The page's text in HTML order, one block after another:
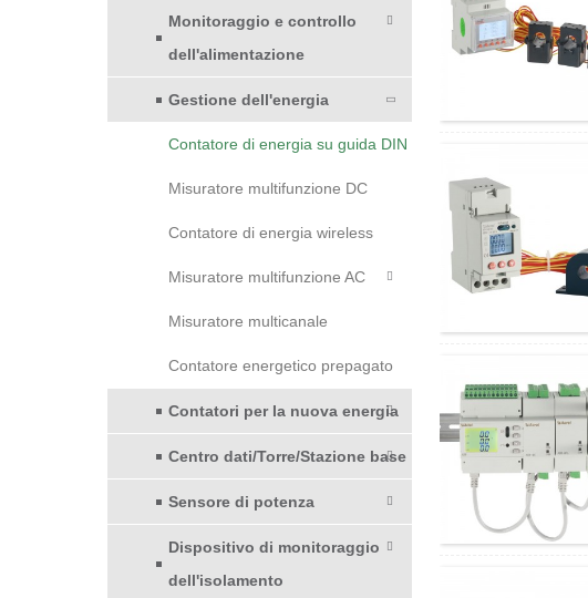
Monitoraggio e controllo
dell'alimentazione
Gestione dell'energia
Contatore di energia su guida DIN
Misuratore multifunzione DC
Contatore di energia wireless
Misuratore multifunzione AC
Misuratore multicanale
Contatore energetico prepagato
Contatori per la nuova energia
Centro dati/Torre/Stazione base
Sensore di potenza
Dispositivo di monitoraggio
dell'isolamento